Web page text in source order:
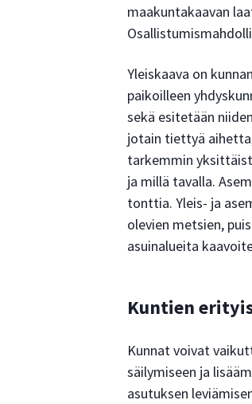
maakuntakaavan
Yleiskaava on
paikoilleen
sekä esitetään
jotain tiettyä
tarkemmin
ja millä tavalla.
tonttia. Yleis- ja
olevien metsien,
asuinalueita
Kuntien
Kunnat voivat
säilymiseen ja
asutuksen